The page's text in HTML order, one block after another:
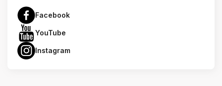
Facebook
YouTube
Instagram